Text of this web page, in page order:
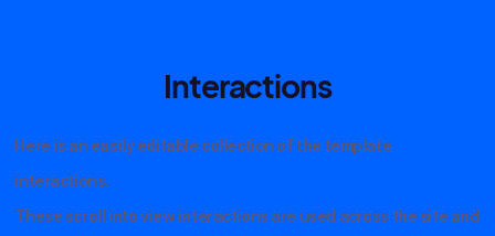
Interactions
Here is an easily editable collection of the template
interactions.
These scroll into view interactions are used across the site and